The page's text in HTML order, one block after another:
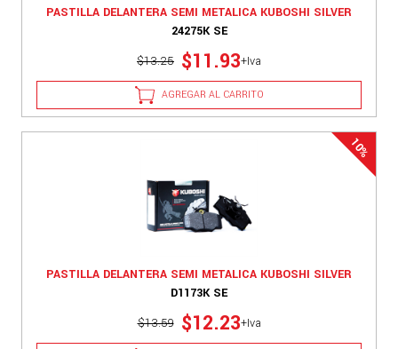
PASTILLA DELANTERA SEMI METALICA KUBOSHI SILVER
24275K SE
$13.25 $11.93+Iva
AGREGAR AL CARRITO
PASTILLA DELANTERA SEMI METALICA KUBOSHI SILVER
D1173K SE
$13.59 $12.23+Iva